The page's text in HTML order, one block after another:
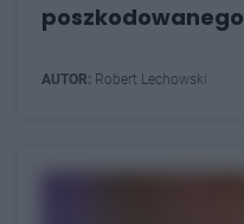
poszkodowanego
AUTOR: Robert Lechowski